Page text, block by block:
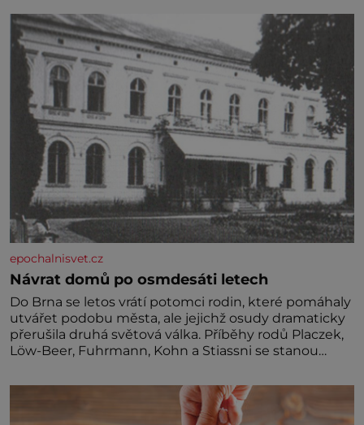
jednoduchost, měkkost a bezpečí, proto by pokoj
miminka měl působit především klidně a útulně.
Předškolní věk je
epochalnisvet.cz
Návrat domů po osmdesáti letech
Do Brna se letos vrátí potomci rodin, které pomáhaly
utvářet podobu města, ale jejichž osudy dramaticky
přerušila druhá světová válka. Příběhy rodů Placzek,
Löw-Beer, Fuhrmann, Kohn a Stiassni se stanou
židovské kultury ŠTETL FEST 2026. Některé návraty
nejsou jednoduché. Místa, která si člověk pamatuje z
rodinných vyprávění, už dávno